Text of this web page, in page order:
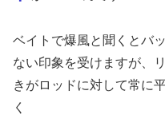
ベイトで爆風と聞くとバ
ない印象を受けますが、
きがロッドに対して常に
く